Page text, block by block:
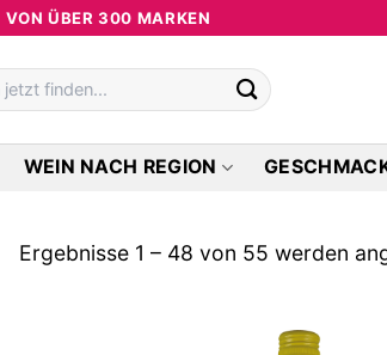
VON ÜBER 300 MARKEN
WEIN NACH REGION
Ergebnisse 1 – 48 von 55 werden